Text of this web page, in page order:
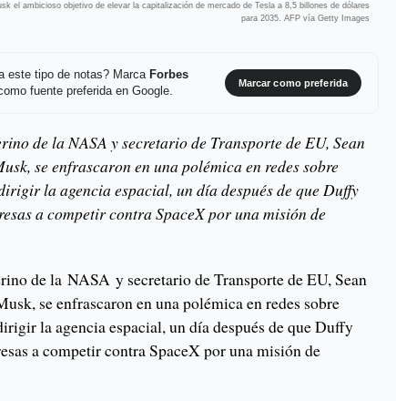
el ambicioso objetivo de elevar la capitalización de mercado de Tesla a 8,5 billones de dólares
para 2035. AFP vía Getty Images
este tipo de notas? Marca Forbes
fuente preferida en Google.
Marcar como preferida
de la NASA y secretario de Transporte de EU, Sean
se enfrascaron en una polémica en redes sobre
la agencia espacial, un día después de que Duffy
a competir contra SpaceX por una misión de
de la NASA y secretario de Transporte de EU, Sean
se enfrascaron en una polémica en redes sobre
la agencia espacial, un día después de que Duffy
a competir contra SpaceX por una misión de